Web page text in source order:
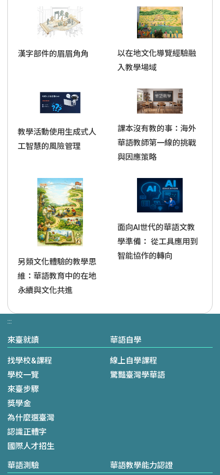
漢字部件的眉眉角角
以在地文化導覽經驗融
入教學場域
教學活動使用生成式人
工智慧的風險管理
課本沒有教的事：海外
華語教師第一線的挑戰
與因應策略
另類文化體驗的教學思
維：華語教育中的在地
永續與文化共進
面向AI世代的華語文教
學準備： 從工具應用到
智能協作的轉向
:::
來臺就讀
找學校&課程
學校一覽
來臺步驟
獎學金
為什麼選臺灣
認識正體字
國際人才招生
華語自學
線上自學課程
驚豔臺灣學華語
華語測驗 華語教學能力認證